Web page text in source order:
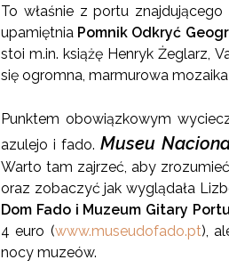
To właśnie z portu
upamiętnia Pomnik Odkryć
stoi m.in. książę Henryk Żeglarz,
się ogromna, marmurowa
Punktem obowiązkowym
azulejo i fado.Museu
Warto tam zajrzeć, aby
oraz zobaczyć jak wyglądała
Dom Fado i Muzeum Gitary
4 euro (www.museudofado.pt),
nocy muzeów.